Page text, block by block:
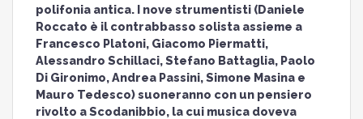
polifonia antica. I nove strumentisti (Daniele
Roccato è il contrabbasso solista assieme a
Francesco Platoni, Giacomo Piermatti,
Alessandro Schillaci, Stefano Battaglia, Paolo
Di Gironimo, Andrea Passini, Simone Masina e
Mauro Tedesco) suoneranno con un pensiero
rivolto a Scodanibbio, la cui musica doveva